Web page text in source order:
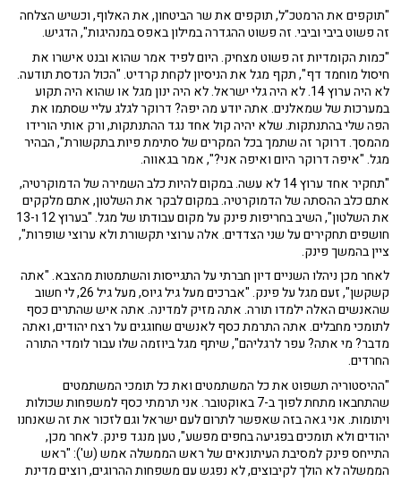
"תוקפים את הרמטכ"ל, תוקפים את שר הביטחון, את האלוף, וכשיש הצלחה
זה פשוט ביבי וביבי. זה פשוט ההגדרה במילון באפס במנהיגות", הדגיש.
"כמות הקומדיות זה פשוט מצחיק. היום לפיד אמר שהוא ובנט אישרו את
חיסול מוחמד דף", תקף מגל את הניסיון לקחת קרדיט. "הכול הנדסת תודעה.
לא היה ערוץ 14. לא היה גלי ישראל. לא היה ינון מגל או שהוא היה תקוע
במערכות של שמאלנים. אתה יודע מה יפה? דרוקר לגלג עליי שסתמו את
הפה שלי בהתנתקות. שלא יהיה קול אחד נגד ההתנתקות, ורק אותי הורידו
מהמסך. דרוקר זה שתמך בכל המקרים של סתימת פיות בתקשורת", הבהיר
מגל. "איפה דרוקר היום ואיפה אני?", אמר בגאווה.
"תחקיר אחד ערוץ 14 לא עשה. במקום להיות כלב השמירה של הדמוקרטיה,
אתם כלב ההסתה של הדמוקרטיה. במקום לבקר את השלטון, אתם מלקקים
את השלטון", השיב בחריפות פינק על מקום עבודתו של מגל. "בערוץ 12 ו-13
חושפים תחקירים על שני הצדדים. אלה ערוצי תקשורת ולא ערוצי שופרות",
ציין בהמשך פינק.
לאחר מכן ניהלו השניים דיון חברתי על התגייסות והשתמטות מהצבא. "אתה
קשקשן", זעם מגל על פינק. "אברכים מעל גיל גיוס, מעל גיל 26, לי חשוב
שהאנשים האלה ילמדו תורה. אתה מזיק למדינה. אתה איש שהתרים כסף
לתומכי מחבלים. אתה התרמת כסף לאנשים שחוגגים על רצח יהודים, ואתה
מדבר? מי אתה? עפר לרגליהם", שיתף מגל ביוזמה שלו עבור לומדי התורה
החרדים.
"ההיסטוריה תשפוט את כל המשתמטים ואת כל תומכי המשתמטים
שהתחבאו מתחת לפוך ב-7 באוקטובר. אני תרמתי כסף למשפחות שכולות
ויתומות. אני גאה בזה שאפשר לתרום לעם ישראל וגם לזכור את זה שאנחנו
יהודים ולא תומכים בפגיעה בחפים מפשע", טען מנגד פינק. לאחר מכן,
התייחס פינק למסיבת העיתונאים של ראש הממשלה אמש (ש'): "ראש
הממשלה לא הולך לקיבוצים, לא נפגש עם משפחות ההרוגים, רוצים מדינת